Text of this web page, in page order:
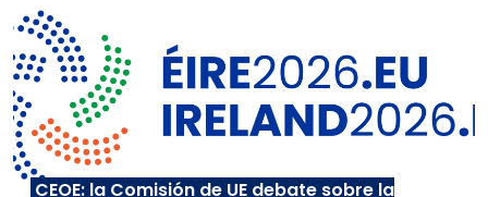
CEOE: la Comisión de UE debate sobre la